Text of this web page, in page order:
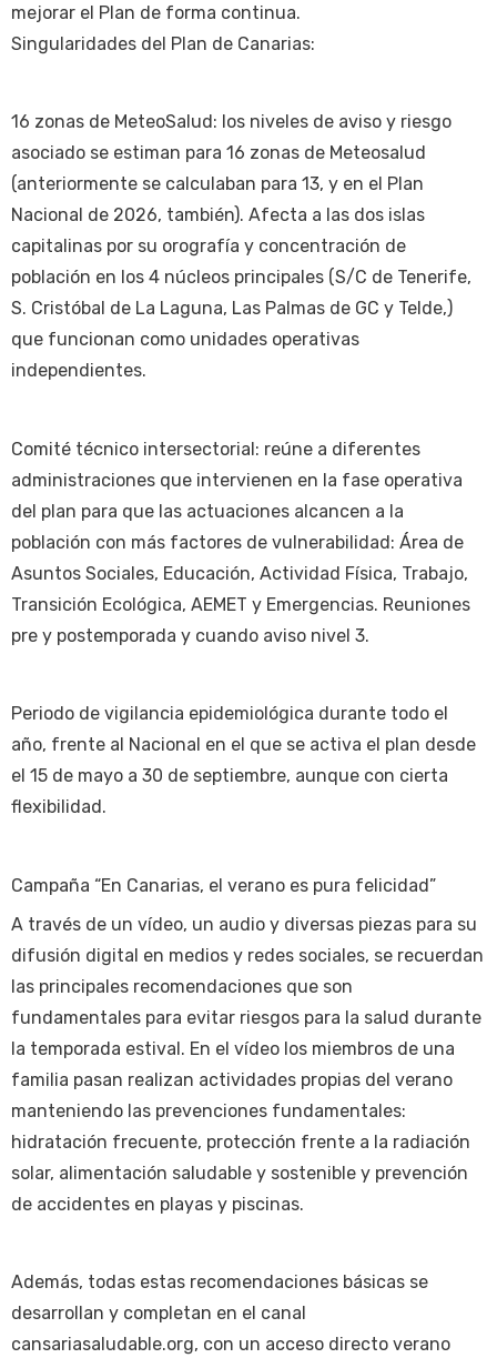
mejorar el Plan de forma continua.
Singularidades del Plan de Canarias:
16 zonas de MeteoSalud: los niveles de aviso y riesgo
asociado se estiman para 16 zonas de Meteosalud
(anteriormente se calculaban para 13, y en el Plan
Nacional de 2026, también). Afecta a las dos islas
capitalinas por su orografía y concentración de
población en los 4 núcleos principales (S/C de Tenerife,
S. Cristóbal de La Laguna, Las Palmas de GC y Telde,)
que funcionan como unidades operativas
independientes.
Comité técnico intersectorial: reúne a diferentes
administraciones que intervienen en la fase operativa
del plan para que las actuaciones alcancen a la
población con más factores de vulnerabilidad: Área de
Asuntos Sociales, Educación, Actividad Física, Trabajo,
Transición Ecológica, AEMET y Emergencias. Reuniones
pre y postemporada y cuando aviso nivel 3.
Periodo de vigilancia epidemiológica durante todo el
año, frente al Nacional en el que se activa el plan desde
el 15 de mayo a 30 de septiembre, aunque con cierta
flexibilidad.
Campaña “En Canarias, el verano es pura felicidad”
A través de un vídeo, un audio y diversas piezas para su
difusión digital en medios y redes sociales, se recuerdan
las principales recomendaciones que son
fundamentales para evitar riesgos para la salud durante
la temporada estival. En el vídeo los miembros de una
familia pasan realizan actividades propias del verano
manteniendo las prevenciones fundamentales:
hidratación frecuente, protección frente a la radiación
solar, alimentación saludable y sostenible y prevención
de accidentes en playas y piscinas.
Además, todas estas recomendaciones básicas se
desarrollan y completan en el canal
cansariasaludable.org, con un acceso directo verano